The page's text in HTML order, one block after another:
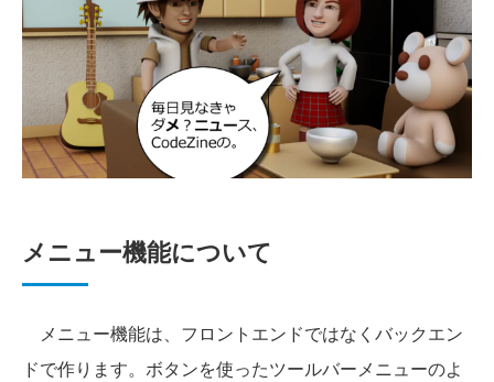
メニュー機能について
メニュー機能は、フロントエンドではなくバックエン
ドで作ります。ボタンを使ったツールバーメニューのよ